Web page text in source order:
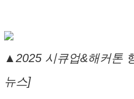
▲2025 시큐업&해커톤
뉴스]